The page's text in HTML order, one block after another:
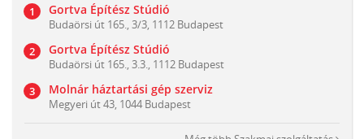
Gortva Építész Stúdió
Budaörsi út 165., 3/3, 1112 Budapest
Gortva Építész Stúdió
Budaörsi út 165., 3.3., 1112 Budapest
Molnár háztartási gép szerviz
Megyeri út 43, 1044 Budapest